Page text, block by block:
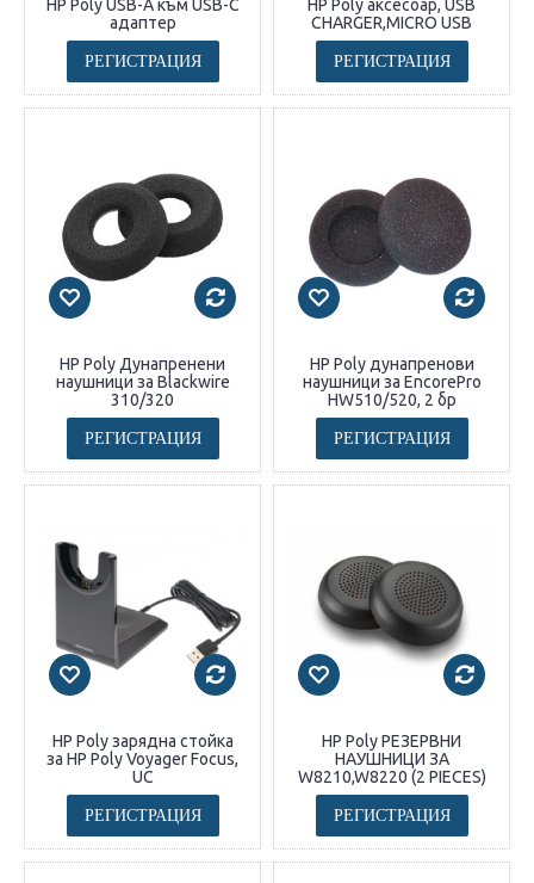
HP Poly USB-A към USB-C
адаптер
РЕГИСТРАЦИЯ
HP Poly аксесоар, USB
CHARGER,MICRO USB
РЕГИСТРАЦИЯ
HP Poly Дунапренени
наушници за Blackwire
310/320
РЕГИСТРАЦИЯ
HP Poly дунапренови
наушници за EncorePro
HW510/520, 2 бр
РЕГИСТРАЦИЯ
HP Poly зарядна стойка
за HP Poly Voyager Focus,
UC
РЕГИСТРАЦИЯ
HP Poly РЕЗЕРВНИ
НАУШНИЦИ ЗА
W8210,W8220 (2 PIECES)
РЕГИСТРАЦИЯ